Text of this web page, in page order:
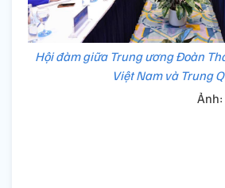
Hội đàm giữa Trung ương Đoàn
Việt Nam và Trung